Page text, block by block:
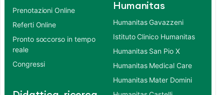
Prenotazioni Online
Referti Online
Pronto soccorso in tempo
reale
Congressi
Humanitas
Humanitas Gavazzeni
Istituto Clinico Humanitas
Humanitas San Pio X
Humanitas Medical Care
Humanitas Mater Domini